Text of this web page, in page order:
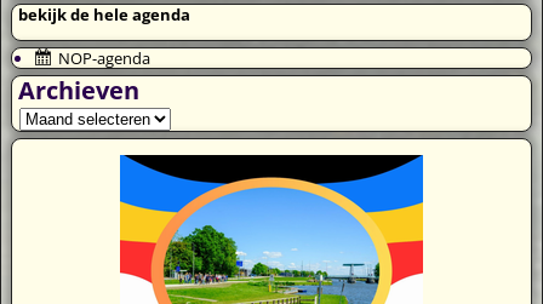
bekijk de hele agenda
NOP-agenda
Archieven